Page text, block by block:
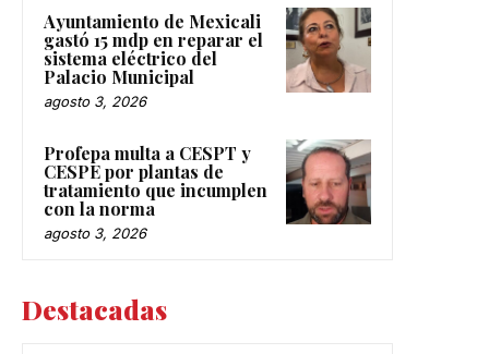
Ayuntamiento de Mexicali
gastó 15 mdp en reparar el
sistema eléctrico del
Palacio Municipal
agosto 3, 2026
Profepa multa a CESPT y
CESPE por plantas de
tratamiento que incumplen
con la norma
agosto 3, 2026
Destacadas